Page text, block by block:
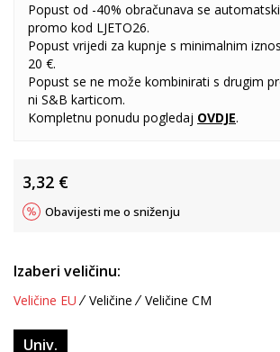
Popust od -40% obračunava se
promo kod LJETO26.
Popust vrijedi za kupnje s minimalnim
20 €.
Popust se ne može kombinirati s drugim
ni S&B karticom.
Kompletnu ponudu pogledaj OVDJE.
3,32 €
Obavijesti me o sniženju
Izaberi veličinu:
Veličine EU Veličine Veličine CM
Univ.